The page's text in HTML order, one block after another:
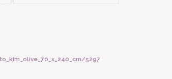
5297